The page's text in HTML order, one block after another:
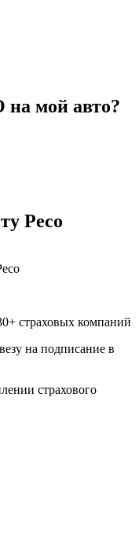
мой авто?
Ресо
страховых компаний
на подписание в
страхового